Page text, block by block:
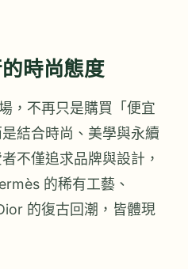
時尚態度
，不再只是購買「便宜
結合時尚、美學與永續
不僅追求品牌與設計，
的稀有工藝、
的復古回潮，皆體現